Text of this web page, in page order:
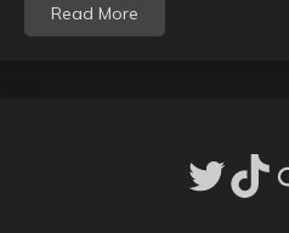
Read More
Twitter TikTok